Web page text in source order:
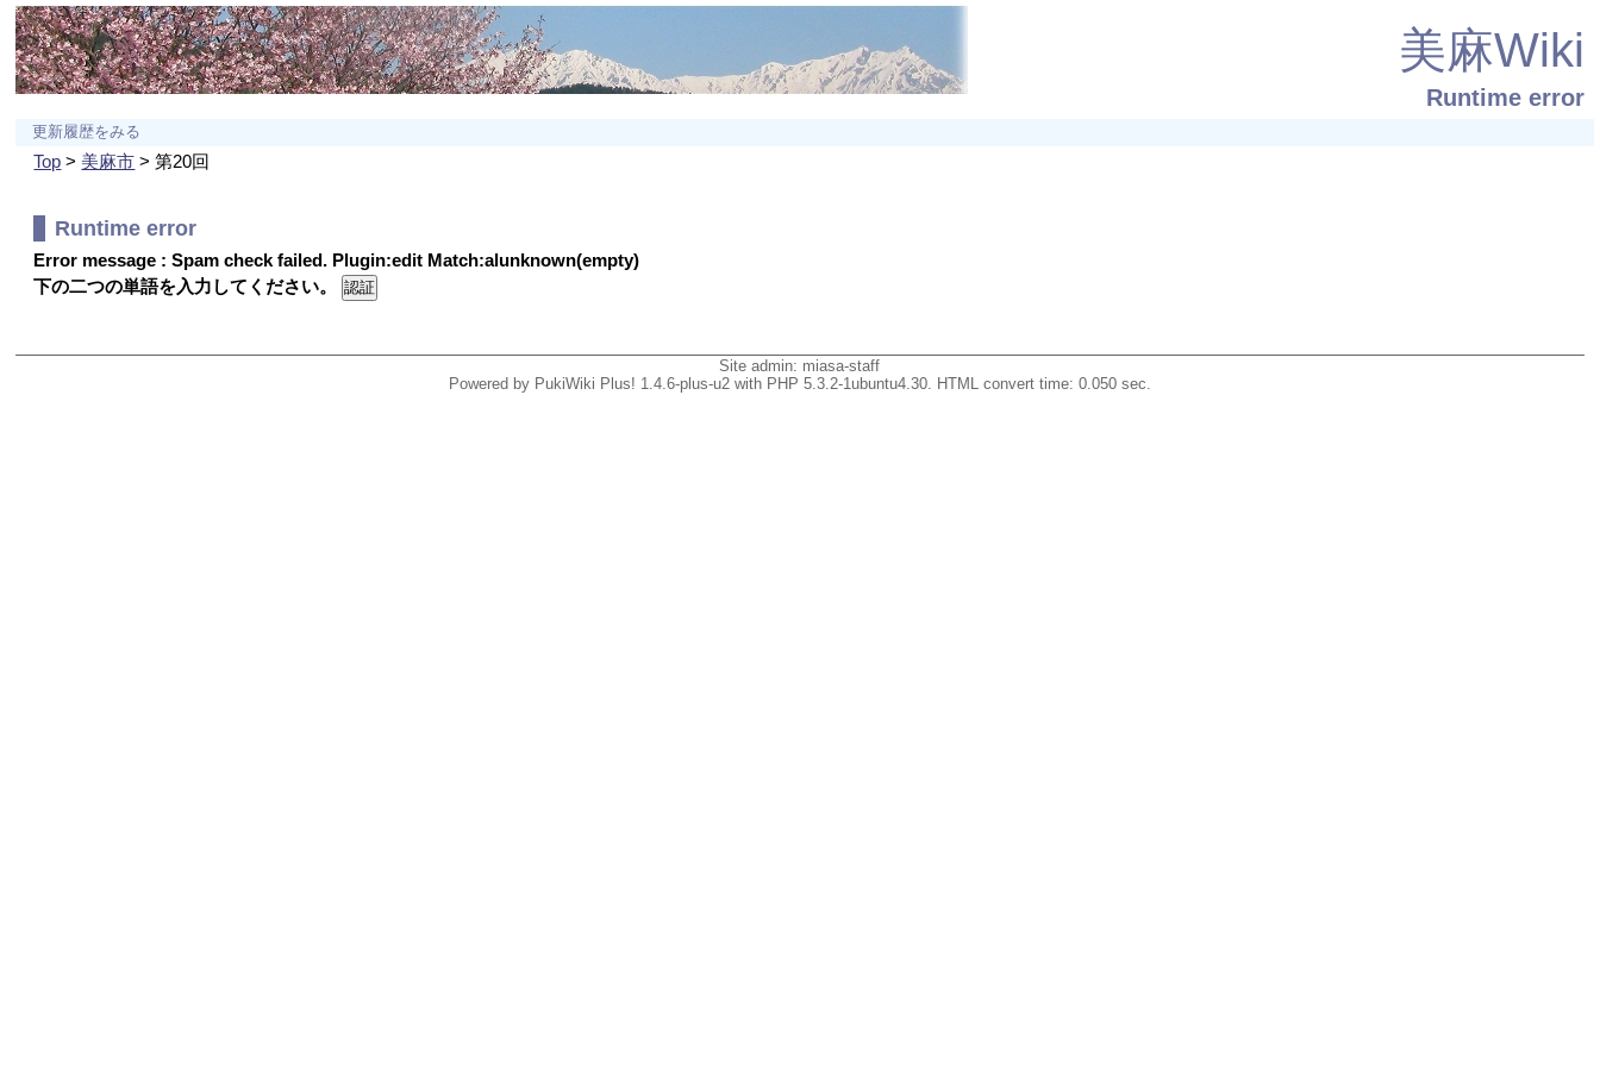
美麻Wiki
Runtime error
更新履歴をみる
Top > 美麻市 > 第20回
Runtime error
Error message : Spam check failed. Plugin:edit Match:alunknown(empty)
下の二つの単語を入力してください。
Site admin: miasa-staff
Powered by PukiWiki Plus! 1.4.6-plus-u2 with PHP 5.3.2-1ubuntu4.30. HTML convert time: 0.050 sec.